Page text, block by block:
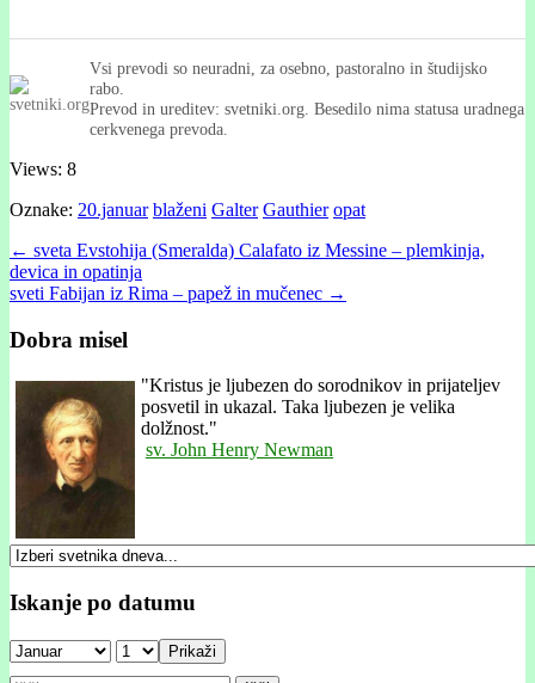
Vsi prevodi so neuradni, za osebno, pastoralno in študijsko
rabo.
Prevod in ureditev: svetniki.org. Besedilo nima statusa uradnega
cerkvenega prevoda.
Views: 8
Oznake: 20.januar blaženi Galter Gauthier opat
Post
navigation
← sveta Evstohija (Smeralda) Calafato iz Messine – plemkinja,
devica in opatinja
sveti Fabijan iz Rima – papež in mučenec →
Dobra misel
"Kristus je ljubezen do sorodnikov in prijateljev
posvetil in ukazal. Taka ljubezen je velika
dolžnost."
sv. John Henry Newman
Iskanje po datumu
Prikaži